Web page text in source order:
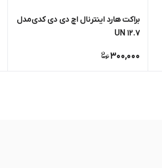
براکت هارد اینترنال اچ دی دی کدی مدل
12.7 UN
300,000